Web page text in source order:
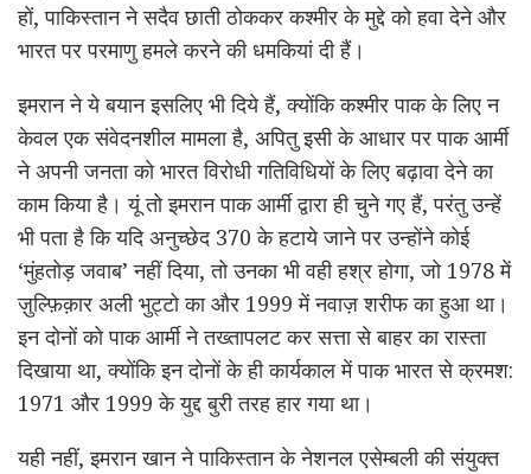
हों, पाकिस्तान ने सदैव छाती ठोककर कश्मीर के मुद्दे को हवा देने और
भारत पर परमाणु हमले करने की धमकियां दी हैं।
इमरान ने ये बयान इसलिए भी दिये हैं, क्योंकि कश्मीर पाक के लिए न
केवल एक संवेदनशील मामला है, अपितु इसी के आधार पर पाक आर्मी
ने अपनी जनता को भारत विरोधी गतिविधियों के लिए बढ़ावा देने का
काम किया है। यूं तो इमरान पाक आर्मी द्वारा ही चुने गए हैं, परंतु उन्हें
भी पता है कि यदि अनुच्छेद 370 के हटाये जाने पर उन्होंने कोई
‘मुंहतोड़ जवाब’ नहीं दिया, तो उनका भी वही हश्र होगा, जो 1978 में
ज़ुल्फ़िक़ार अली भुट्टो का और 1999 में नवाज़ शरीफ का हुआ था।
इन दोनों को पाक आर्मी ने तख्तापलट कर सत्ता से बाहर का रास्ता
दिखाया था, क्योंकि इन दोनों के ही कार्यकाल में पाक भारत से क्रमश:
1971 और 1999 के युद्द बुरी तरह हार गया था।
यही नहीं, इमरान खान ने पाकिस्तान के नेशनल एसेम्बली की संयुक्त